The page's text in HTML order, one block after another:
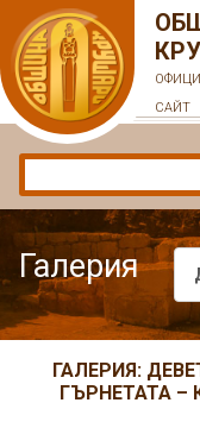
САЙТ
Галерия
ГАЛЕРИЯ:
ГЪРНЕТАТА –